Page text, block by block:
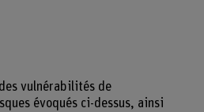
vulnérabilités de
évoqués ci-dessus, ainsi